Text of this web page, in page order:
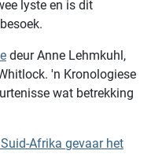
lyste en is dit
deur Anne Lehmkuhl,
'n Kronologiese
wat betrekking
Afrika gevaar het